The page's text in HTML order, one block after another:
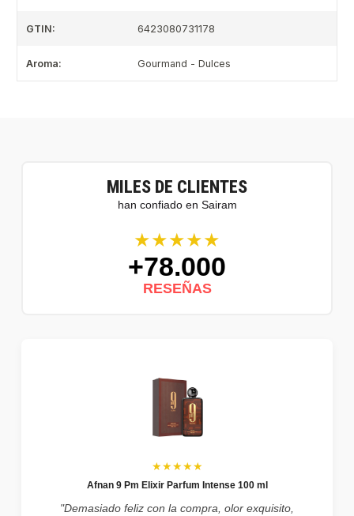
GTIN: 6423080731178
Aroma: Gourmand - Dulces
MILES DE CLIENTES
han confiado en Sairam
★★★★★
+78.000
RESEÑAS
★★★★★
Afnan 9 Pm Elixir Parfum Intense 100 ml
"Demasiado feliz con la compra, olor exquisito,